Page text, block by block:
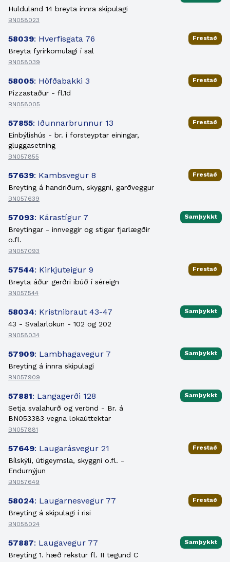
Hulduland 14 breyta innra skipulagi
BN058023
58039: Hverfisgata 76
Breyta fyrirkomulagi í sal
BN058039
Frestað
58005: Höfðabakki 3
Pizzastaður - fl.1d
BN058005
Frestað
57855: Iðunnarbrunnur 13
Einbýlishús - br. í forsteyptar einingar,
gluggasetning
BN057855
Frestað
57639: Kambsvegur 8
Breyting á handriðum, skyggni, garðveggur
BN057639
Frestað
57093: Kárastígur 7
Breytingar - innveggir og stigar fjarlægðir
o.fl.
BN057093
Samþykkt
57544: Kirkjuteigur 9
Breyta áður gerðri íbúð í séreign
BN057544
Frestað
58034: Kristnibraut 43-47
43 - Svalarlokun - 102 og 202
BN058034
Samþykkt
57909: Lambhagavegur 7
Breyting á innra skipulagi
BN057909
Samþykkt
57881: Langagerði 128
Setja svalahurð og verönd - Br. á
BN053383 vegna lokaúttektar
BN057881
Samþykkt
57649: Laugarásvegur 21
Bílskýli, útigeymsla, skyggni o.fl. -
Endurnýjun
BN057649
Frestað
58024: Laugarnesvegur 77
Breyting á skipulagi í risi
BN058024
Frestað
57887: Laugavegur 77
Breyting 1. hæð rekstur fl. II tegund C
Samþykkt